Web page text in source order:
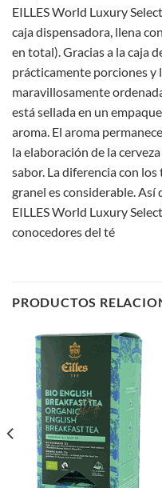
EILLES World Luxury
caja dispensadora, llena
en total). Gracias a la caja
prácticamente porciones y
maravillosamente
está sellada en un
aroma. El aroma
la elaboración de la
sabor. La diferencia con los
granel es considerable. Así
EILLES World Luxury
conocedores del té
PRODUCTOS